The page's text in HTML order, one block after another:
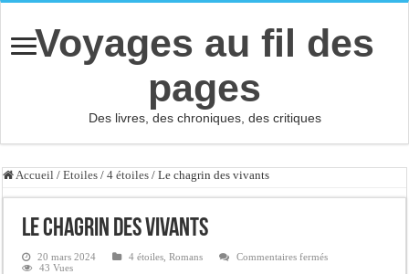
Voyages au fil des
pages
Des livres, des chroniques, des critiques
Accueil / Etoiles / 4 étoiles / Le chagrin des vivants
Le chagrin des vivants
20 mars 2024 4 étoiles ,Romans Commentaires ferméssur
43 Vues